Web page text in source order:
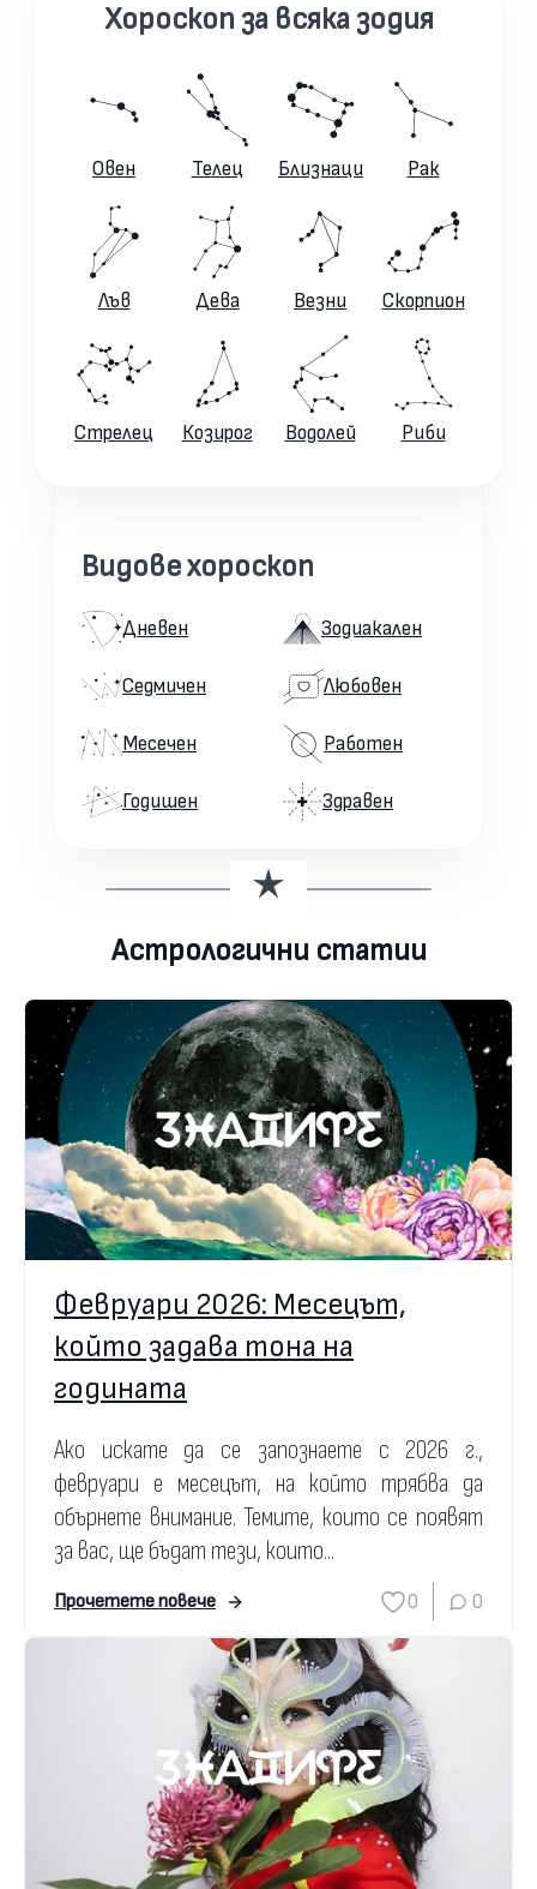
Хороскоп за всяка зодия
Овен Телец Близнаци Рак
Лъв Дева Везни Скорпион
Стрелец Козирог Водолей Риби
Видове хороскоп
Дневен
Седмичен
Месечен
Годишен
Зодиакален
Любовен
Работен
Здравен
Астрологични статии
Февруари 2026: Месецът,
който задава тона на
годината
Ако искате да се запознаете с 2026 г.,
февруари е месецът, на който трябва да
обърнете внимание. Темите, които се появят
за вас, ще бъдат тези, които...
Прочетете повече 0 0